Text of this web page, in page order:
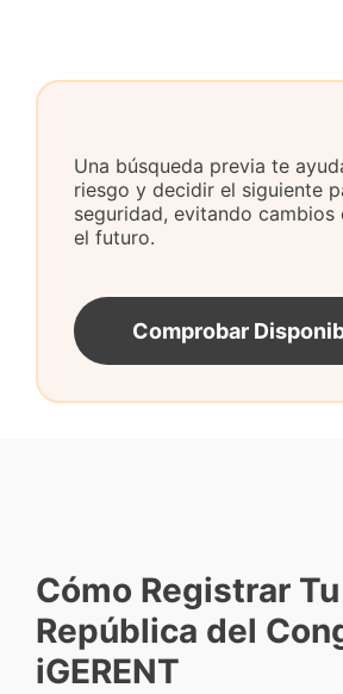
Una búsqueda previa te
riesgo y decidir el siguiente
seguridad, evitando cambios
el futuro.
Comprobar
Cómo Registrar
República del
iGERENT